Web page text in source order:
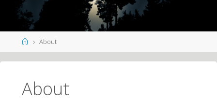
HomeAbout
About